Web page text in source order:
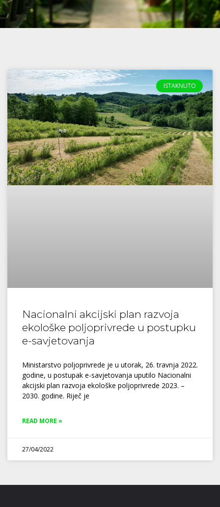
ISTAKNUTO
Nacionalni akcijski plan razvoja
ekološke poljoprivrede u postupku
e-savjetovanja
Ministarstvo poljoprivrede je u utorak, 26. travnja 2022.
godine, u postupak e-savjetovanja uputilo Nacionalni
akcijski plan razvoja ekološke poljoprivrede 2023. –
2030. godine. Riječ je
READ MORE »
27/04/2022